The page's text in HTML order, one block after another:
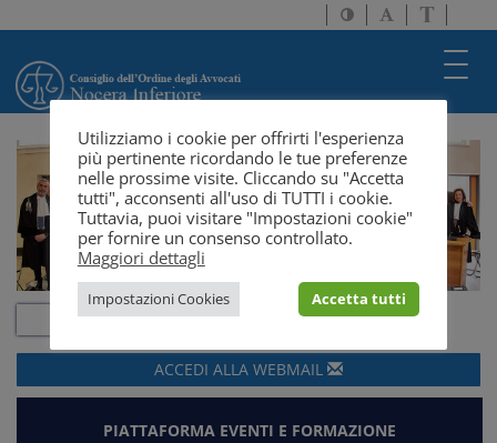
Attiva/disattiva
alto
Attiva/
dimensione
a
solo
testo
ACCEDI ALLA WEBMAIL
PIATTAFORMA EVENTI E FORMAZIONE
Utilizziamo i cookie per offrirti l'esperienza
più pertinente ricordando le tue preferenze
nelle prossime visite. Cliccando su "Accetta
tutti", acconsenti all'uso di TUTTI i cookie.
Tuttavia, puoi visitare "Impostazioni cookie"
per fornire un consenso controllato.
Maggiori dettagli
Impostazioni Cookies Accetta tutti